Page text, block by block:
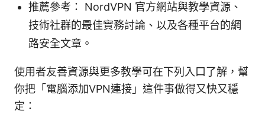
推薦參考： NordVPN 官方網站與教學資源、
技術社群的最佳實務討論、以及各種平台的網
路安全文章。
使用者友善資源與更多教學可在下列入口了解，幫
你把「電腦添加VPN連接」這件事做得又快又穩
定：